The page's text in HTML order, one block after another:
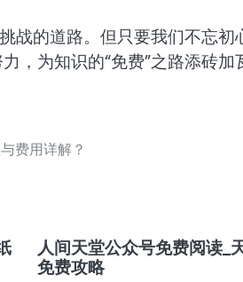
战的道路。但只要我们不忘
，为知识的“免费”之路添砖加
费用详解？
人间天堂公众号免费阅读_
免费攻略